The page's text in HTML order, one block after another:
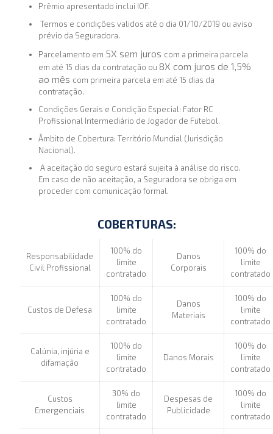
Prêmio apresentado inclui IOF.
Termos e condições validos até o dia 01/10/2019 ou aviso
prévio da Seguradora.
Parcelamento em 5X sem juros com a primeira parcela
em até 15 dias da contratação ou 8X com juros de 1,5%
ao mês com primeira parcela em até 15 dias da
contratação.
Condições Gerais e Condição Especial: Fator RC
Profissional Intermediário de Jogador de Futebol.
Âmbito de Cobertura: Território Mundial (Jurisdição
Nacional).
A aceitação do seguro estará sujeita à análise do risco.
Em caso de não aceitação, a Seguradora se obriga em
proceder com comunicação formal.
COBERTURAS:
Responsabilidade
Civil Profissional
100% do
limite
contratado
Danos
Corporais
100% do
limite
contratado
Custos de Defesa
100% do
limite
contratado
Danos
Materiais
100% do
limite
contratado
Calúnia, injúria e
difamação
100% do
limite
contratado
Danos Morais
100% do
limite
contratado
Custos
Emergenciais
30% do
limite
contratado
Despesas de
Publicidade
100% do
limite
contratado